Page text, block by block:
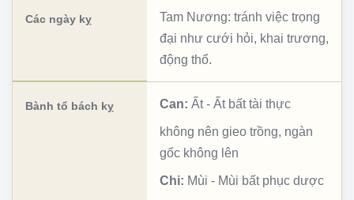
Các ngày kỵ
Tam Nương: tránh việc trọng
đại như cưới hỏi, khai trương,
động thổ.
Bành tổ bách kỵ Can: Ất- Ất bất tài thực
không nên gieo trồng, ngàn
gốc không lên
Chi: Mùi - Mùi bất phục dược